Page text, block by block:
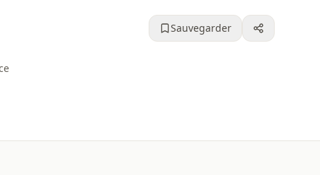
Sauvegarder